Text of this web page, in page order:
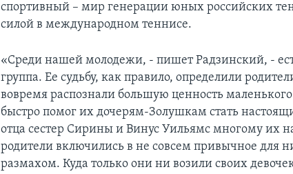
спортивный – мир генерации юных российских
силой в международном теннисе.
«Среди нашей молодежи, - пишет Радзинский, -
группа. Ее судьбу, как правило, определили
вовремя распознали большую ценность
быстро помог их дочерям-Золушкам стать
отца сестер Сирины и Винус Уильямс многому их
родители включились в не совсем привычное для
размахом. Куда только они ни возили своих